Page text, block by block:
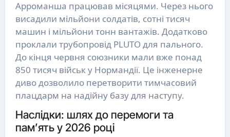
Арроманша працював місяцями. Через нього
висадили мільйони солдатів, сотні тисяч
машин і мільйони тонн вантажів. Додатково
проклали трубопровід PLUTO для пального.
До кінця червня союзники мали вже понад
850 тисяч військ у Нормандії. Це інженерне
диво дозволило перетворити тимчасовий
плацдарм на надійну базу для наступу.
Наслідки: шлях до перемоги та
пам’ять у 2026 році